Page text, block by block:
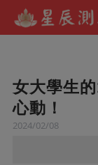
女大學生
心動！
2024/02/08